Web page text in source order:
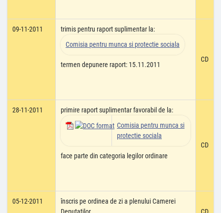
09-11-2011
trimis pentru raport suplimentar la:
Comisia pentru munca si protectie sociala
termen depunere raport: 15.11.2011
CD
28-11-2011
primire raport suplimentar favorabil de la:
Comisia pentru munca si
protectie sociala
face parte din categoria legilor ordinare
CD
05-12-2011
înscris pe ordinea de zi a plenului Camerei